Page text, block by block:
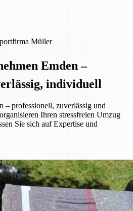
Müller
Emden –
individuell
– professionell, zuverlässig und
Ihren stressfreien Umzug
Sie sich auf Expertise und